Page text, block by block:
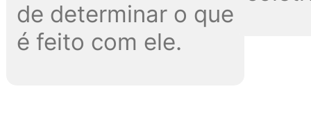
de determinar o que
é feito com ele.